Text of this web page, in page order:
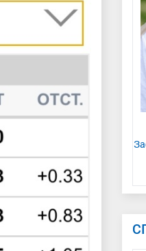
Владимирович
Республика Коми